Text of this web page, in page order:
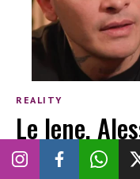
REALITY
Le Iene,
reagisce